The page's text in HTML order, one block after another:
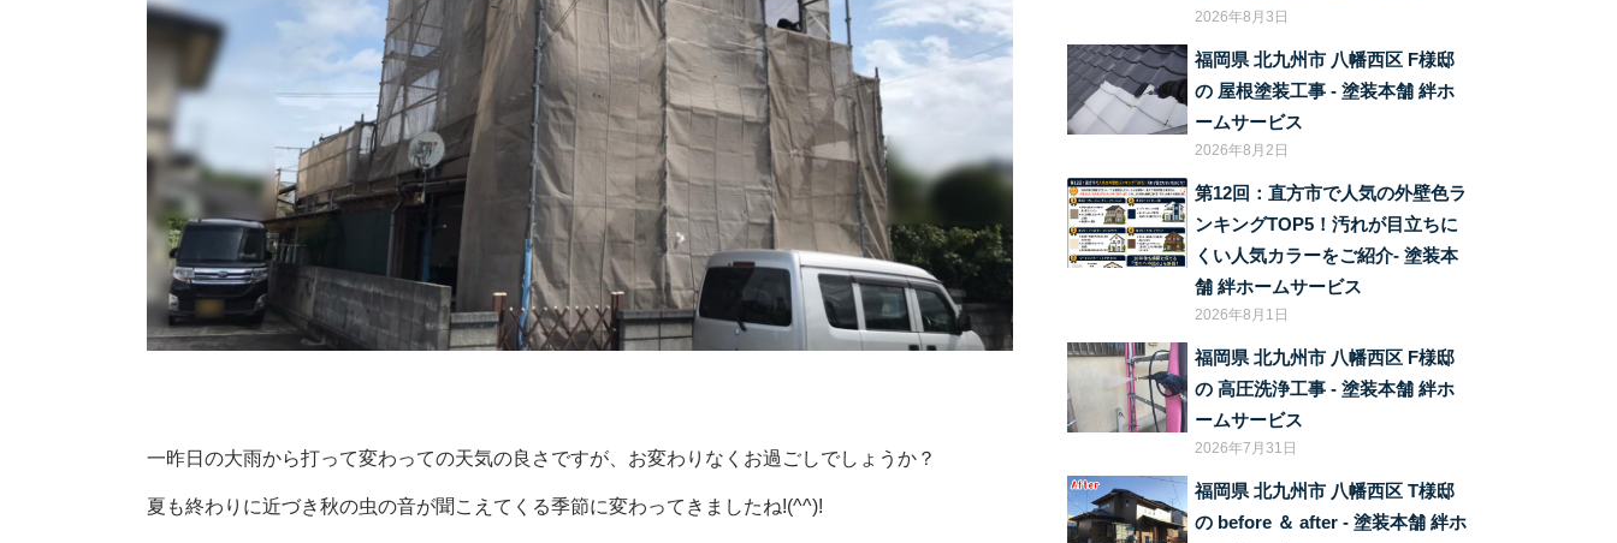
一昨日の大雨から打って変わっての天気の良さですが、お変わりなくお過ごしでしょうか？
夏も終わりに近づき秋の虫の音が聞こえてくる季節に変わってきましたね!(^^)!
2026年8月3日
福岡県 北九州市 八幡西区 F様邸
の 屋根塗装工事 ‐ 塗装本舗 絆ホ
ームサービス
2026年8月2日
第12回：直方市で人気の外壁色ラ
ンキングTOP5！汚れが目立ちに
くい人気カラーをご紹介‐ 塗装本
舗 絆ホームサービス
2026年8月1日
福岡県 北九州市 八幡西区 F様邸
の 高圧洗浄工事 ‐ 塗装本舗 絆ホ
ームサービス
2026年7月31日
福岡県 北九州市 八幡西区 T様邸
の before ＆ after ‐ 塗装本舗 絆ホ